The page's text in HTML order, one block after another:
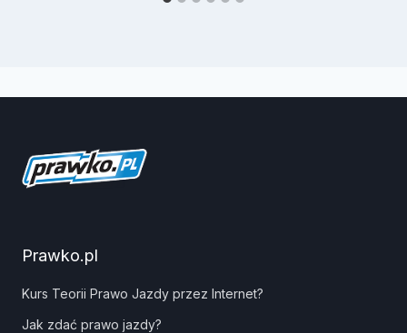
Prawko.pl
Kurs Teorii Prawo Jazdy przez Internet?
Jak zdać prawo jazdy?